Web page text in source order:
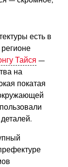
есть в
Тайся —
на
покатая